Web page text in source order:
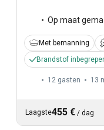
Op maat
Met bemanning
Brandstof
12 gasten 13
Laagste455 € / dag